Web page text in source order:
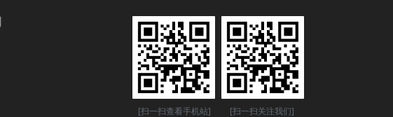
[扫一扫查看手机站] [扫一扫关注我们]